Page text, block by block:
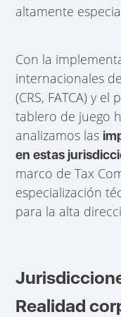
altamente
Con la
internacionales
(CRS, FATCA) y el
tablero de juego
analizamos las
en estas
marco de Tax
especialización
para la alta
Realidad